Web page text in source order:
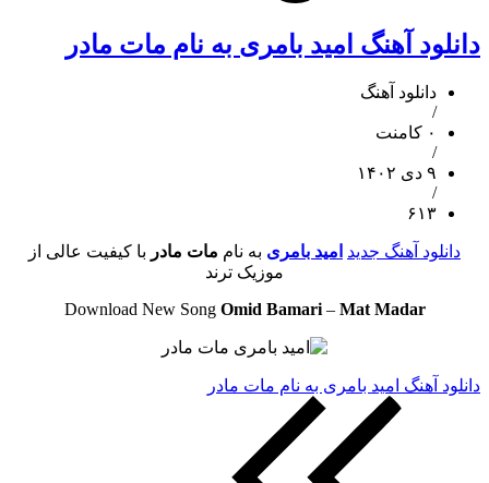
دانلود آهنگ امید بامری به نام مات مادر
دانلود آهنگ
/
۰ کامنت
/
۹ دی ۱۴۰۲
/
۶۱۳
دانلود آهنگ جدید امید بامری به نام مات مادر با کیفیت عالی از
موزیک ترند
Download New Song Omid Bamari– Mat Madar
دانلود آهنگ امید بامری به نام مات مادر